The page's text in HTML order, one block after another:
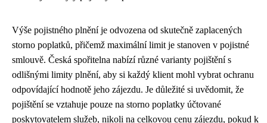
Výše pojistného plnění je odvozena od skutečně zaplacených
storno poplatků, přičemž maximální limit je stanoven v pojistné
smlouvě. Česká spořitelna nabízí různé varianty pojištění s
odlišnými limity plnění, aby si každý klient mohl vybrat ochranu
odpovídající hodnotě jeho zájezdu. Je důležité si uvědomit, že
pojištění se vztahuje pouze na storno poplatky účtované
poskytovatelem služeb, nikoli na celkovou cenu zájezdu, pokud k